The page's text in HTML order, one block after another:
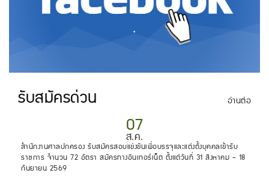
.
รับสมัครด่วน อ่านต่อ
07
ส.ค.
สำนักงานศาลปกครอง รับสมัครสอบแข่งขันเพื่อบรรจุและแต่งตั้งบุคคลเข้ารับ
ราชการ จำนวน 72 อัตรา สมัครทางอินเทอร์เน็ต ตั้งแต่วันที่ 31 สิงหาคม - 18
กันยายน 2569